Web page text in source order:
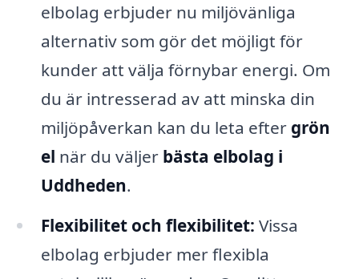
elbolag erbjuder nu miljövänliga
alternativ som gör det möjligt för
kunder att välja förnybar energi. Om
du är intresserad av att minska din
miljöpåverkan kan du leta efter grön
el när du väljer bästa elbolag i
Uddheden.
Flexibilitet och flexibilitet: Vissa
elbolag erbjuder mer flexibla